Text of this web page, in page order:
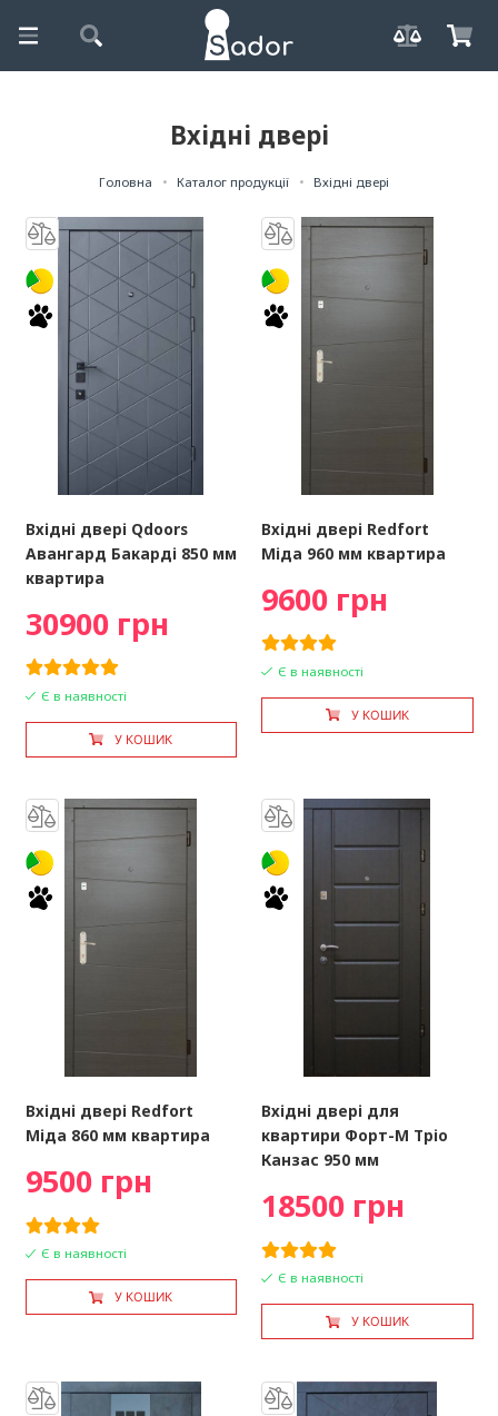
Вхідні двері
Головна Каталог продукції Вхідні двері
Вхідні двері Qdoors
Авангард Бакарді 850 мм
квартира
30900 грн
Є в наявності
У КОШИК
Вхідні двері Redfort
Міда 960 мм квартира
9600 грн
Є в наявності
У КОШИК
Вхідні двері Redfort
Міда 860 мм квартира
9500 грн
Є в наявності
У КОШИК
Вхідні двері для
квартири Форт-М Тріо
Канзас 950 мм
18500 грн
Є в наявності
У КОШИК